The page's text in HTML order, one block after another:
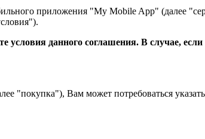
приложения "My Mobile App" (далее
условия данного соглашения. В случае,
"покупка"), Вам может потребоваться